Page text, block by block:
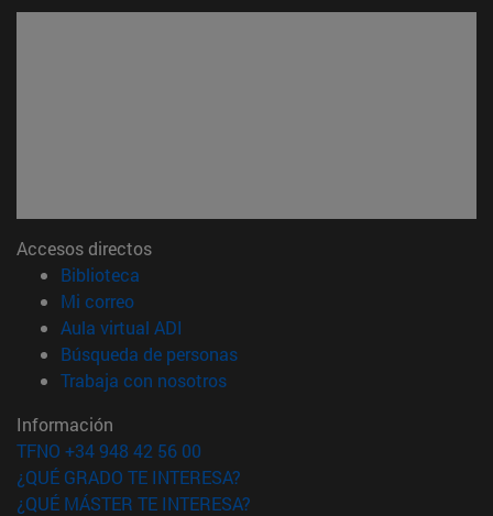
Accesos directos
Biblioteca
Mi correo(abre en nueva ventana)
Aula virtual ADI
Búsqueda de personas(abre en nueva ventana)
Trabaja con nosotros(abre en nueva ventana)
Información
TFNO +34 948 42 56 00
¿QUÉ GRADO TE INTERESA?
¿QUÉ MÁSTER TE INTERESA?